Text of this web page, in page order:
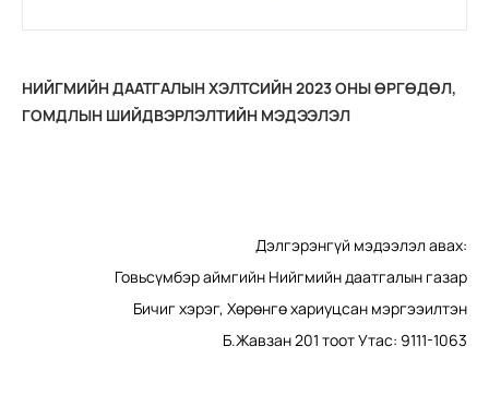
НИЙГМИЙН ДААТГАЛЫН ХЭЛТСИЙН 2023 ОНЫ ӨРГӨДӨЛ,
ГОМДЛЫН ШИЙДВЭРЛЭЛТИЙН МЭДЭЭЛЭЛ
Дэлгэрэнгүй мэдээлэл авах:
Говьсүмбэр аймгийн Нийгмийн даатгалын газар
Бичиг хэрэг, Хөрөнгө хариуцсан мэргээилтэн
Б.Жавзан 201 тоот Утас: 9111-1063